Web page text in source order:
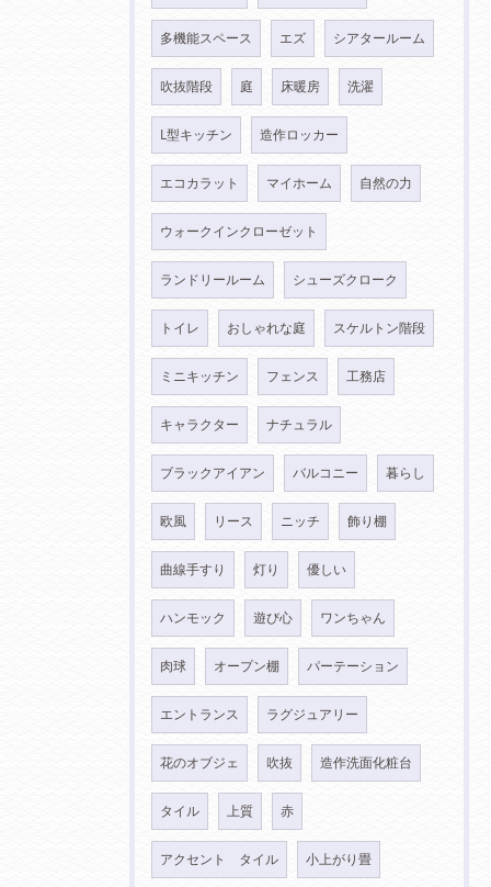
多機能スペース エズ シアタールーム
吹抜階段 庭 床暖房 洗濯
L型キッチン 造作ロッカー
エコカラット マイホーム 自然の力
ウォークインクローゼット
ランドリールーム シューズクローク
トイレ おしゃれな庭 スケルトン階段
ミニキッチン フェンス 工務店
キャラクター ナチュラル
ブラックアイアン バルコニー 暮らし
欧風 リース ニッチ 飾り棚
曲線手すり 灯り 優しい
ハンモック 遊び心 ワンちゃん
肉球 オープン棚 パーテーション
エントランス ラグジュアリー
花のオブジェ 吹抜 造作洗面化粧台
タイル 上質 赤
アクセント タイル 小上がり畳